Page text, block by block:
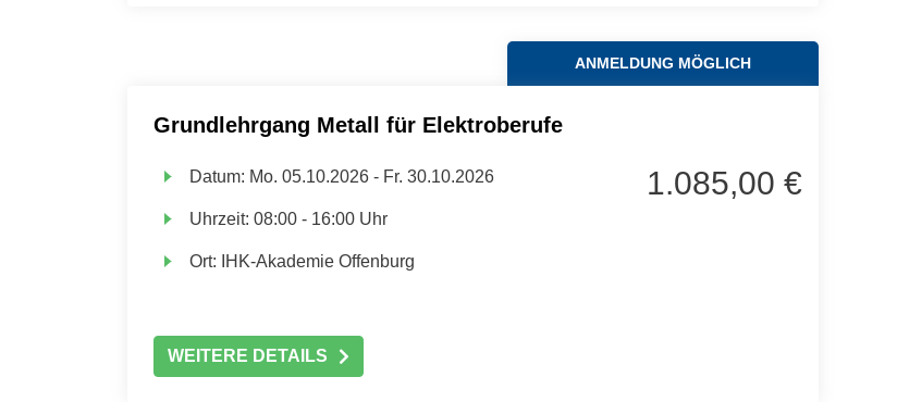
ANMELDUNG MÖGLICH
Grundlehrgang Metall für Elektroberufe
Datum: Mo. 05.10.2026 - Fr. 30.10.2026
Uhrzeit: 08:00 - 16:00 Uhr
Ort: IHK-Akademie Offenburg
1.085,00 €
WEITERE DETAILS